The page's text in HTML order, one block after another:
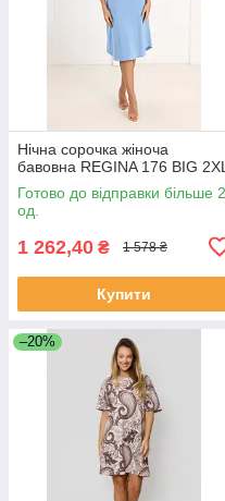
Нічна сорочка жіноча
бавовна REGINA 176 BIG 2XL
Готово до відправки більше 2
од.
1 262,40 ₴ 1 578 ₴
Купити
–20%